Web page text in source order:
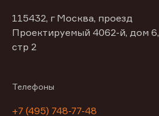
115432, г Москва, проезд
Проектируемый 4062-й, дом 6,
стр 2
Телефоны
+7 (495) 748-77-48